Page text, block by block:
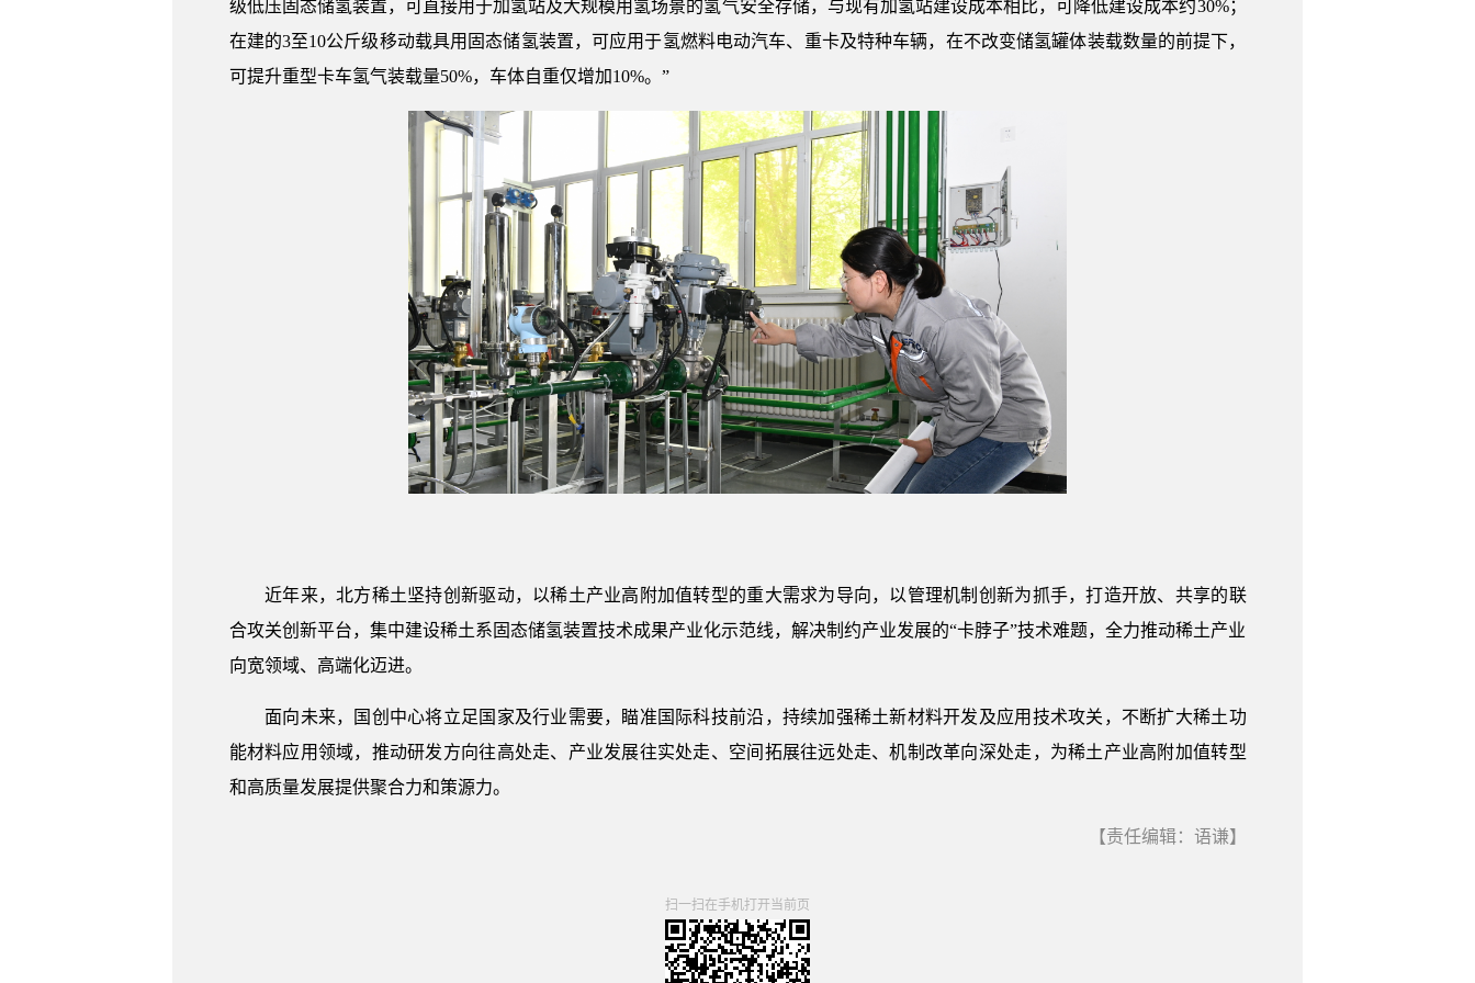
级低压固态储氢装置，可直接用于加氢站及大规模用氢场景的氢气安全存储，与现有加氢站建设成本相比，可降低建设成本约30%；
在建的3至10公斤级移动载具用固态储氢装置，可应用于氢燃料电动汽车、重卡及特种车辆，在不改变储氢罐体装载数量的前提下，
可提升重型卡车氢气装载量50%，车体自重仅增加10%。”
近年来，北方稀土坚持创新驱动，以稀土产业高附加值转型的重大需求为导向，以管理机制创新为抓手，打造开放、共享的联
合攻关创新平台，集中建设稀土系固态储氢装置技术成果产业化示范线，解决制约产业发展的“卡脖子”技术难题，全力推动稀土产业
向宽领域、高端化迈进。
面向未来，国创中心将立足国家及行业需要，瞄准国际科技前沿，持续加强稀土新材料开发及应用技术攻关，不断扩大稀土功
能材料应用领域，推动研发方向往高处走、产业发展往实处走、空间拓展往远处走、机制改革向深处走，为稀土产业高附加值转型
和高质量发展提供聚合力和策源力。
【责任编辑：语谦】
扫一扫在手机打开当前页